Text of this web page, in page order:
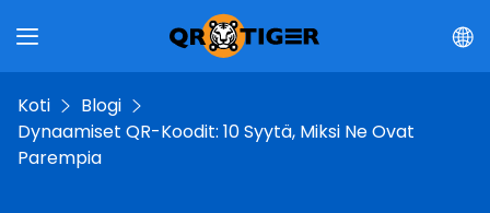
Koti
Blogi
Dynaamiset QR-Koodit: 10 Syytä, Miksi Ne Ovat
Parempia